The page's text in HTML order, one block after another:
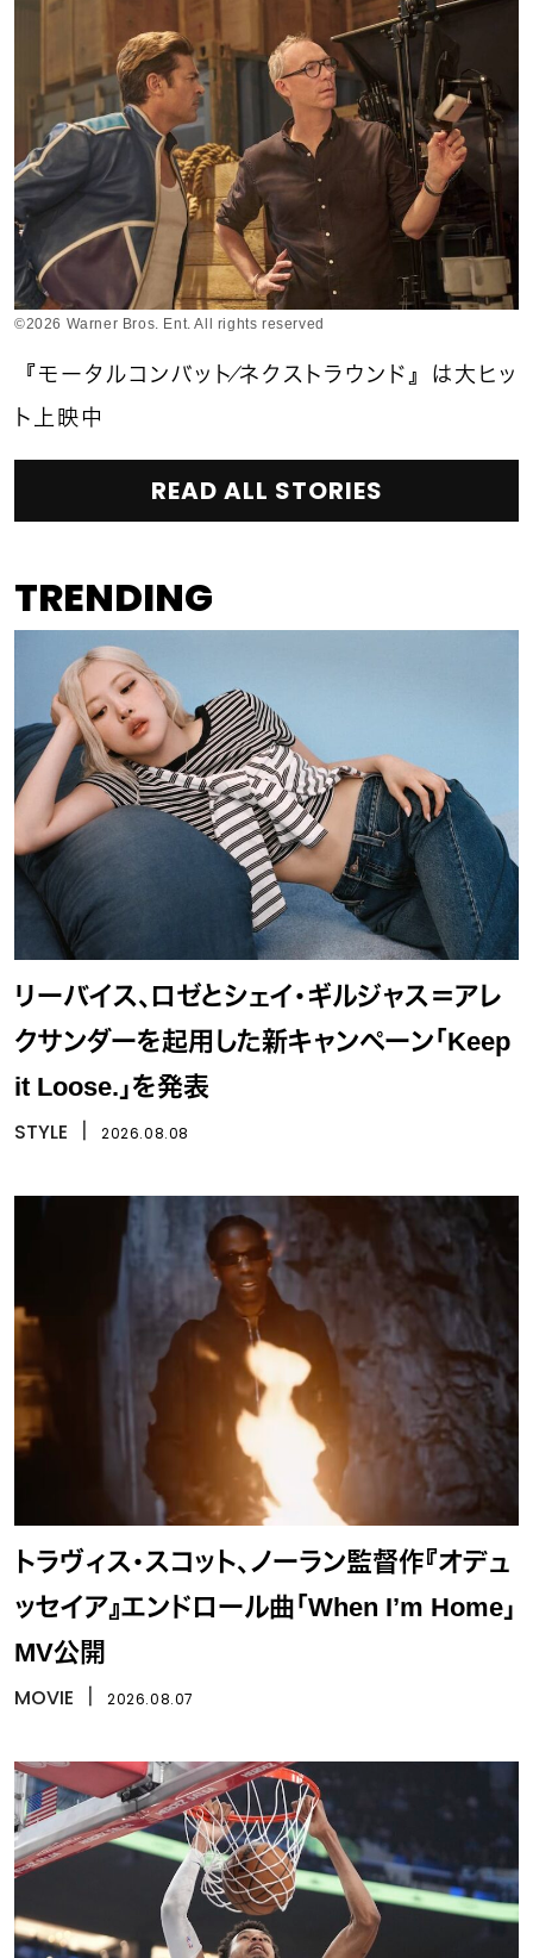
©2026 Warner Bros. Ent. All rights reserved
『モータルコンバット／ネクストラウンド』は大ヒッ
ト上映中
READ ALL STORIES
TRENDING
リーバイス、ロゼとシェイ・ギルジャス＝アレ
クサンダーを起用した新キャンペーン「Keep
it Loose.」を発表
STYLE 2026.08.08
トラヴィス・スコット、ノーラン監督作『オデュ
ッセイア』エンドロール曲「When I’m Home」
MV公開
MOVIE 2026.08.07